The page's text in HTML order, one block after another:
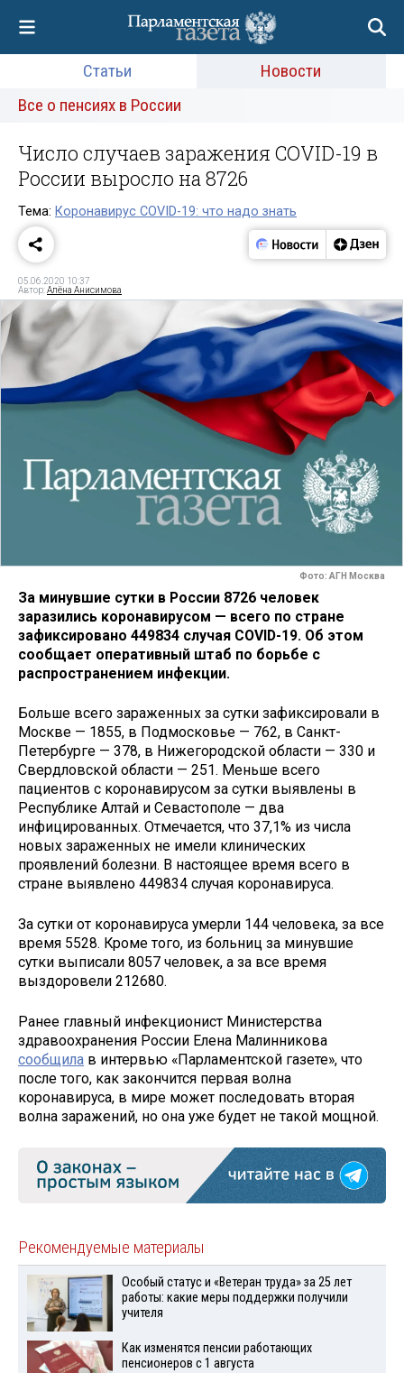
Статьи
Новости
Все о пенсиях в России
Число случаев заражения COVID-19 в
России выросло на 8726
Тема: Коронавирус COVID-19: что надо знать
05.06.2020 10:37
Автор:Алёна Анисимова
Фото: АГН Москва
За минувшие сутки в России 8726 человек
заразились коронавирусом — всего по стране
зафиксировано 449834 случая COVID-19. Об этом
сообщает оперативный штаб по борьбе с
распространением инфекции.
Больше всего зараженных за сутки зафиксировали в
Москве — 1855, в Подмосковье — 762, в Санкт-
Петербурге — 378, в Нижегородской области — 330 и
Свердловской области — 251. Меньше всего
пациентов с коронавирусом за сутки выявлены в
Республике Алтай и Севастополе — два
инфицированных. Отмечается, что 37,1% из числа
новых зараженных не имели клинических
проявлений болезни. В настоящее время всего в
стране выявлено 449834 случая коронавируса.
За сутки от коронавируса умерли 144 человека, за все
время 5528. Кроме того, из больниц за минувшие
сутки выписали 8057 человек, а за все время
выздоровели 212680.
Ранее главный инфекционист Министерства
здравоохранения России Елена Малинникова
сообщила в интервью «Парламентской газете», что
после того, как закончится первая волна
коронавируса, в мире может последовать вторая
волна заражений, но она уже будет не такой мощной.
Рекомендуемые материалы
Особый статус и «Ветеран труда» за 25 лет
работы: какие меры поддержки получили
учителя
Как изменятся пенсии работающих
пенсионеров с 1 августа